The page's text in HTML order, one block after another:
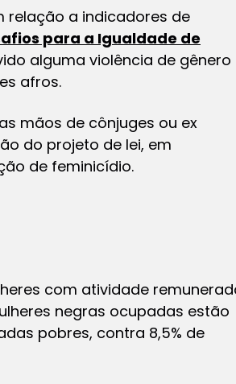
relação a indicadores de
para a Igualdade de
alguma violência de gênero
afros.
mãos de cônjuges ou ex
do projeto de lei, em
de feminicídio.
com atividade
negras ocupadas estão
pobres, contra 8,5% de